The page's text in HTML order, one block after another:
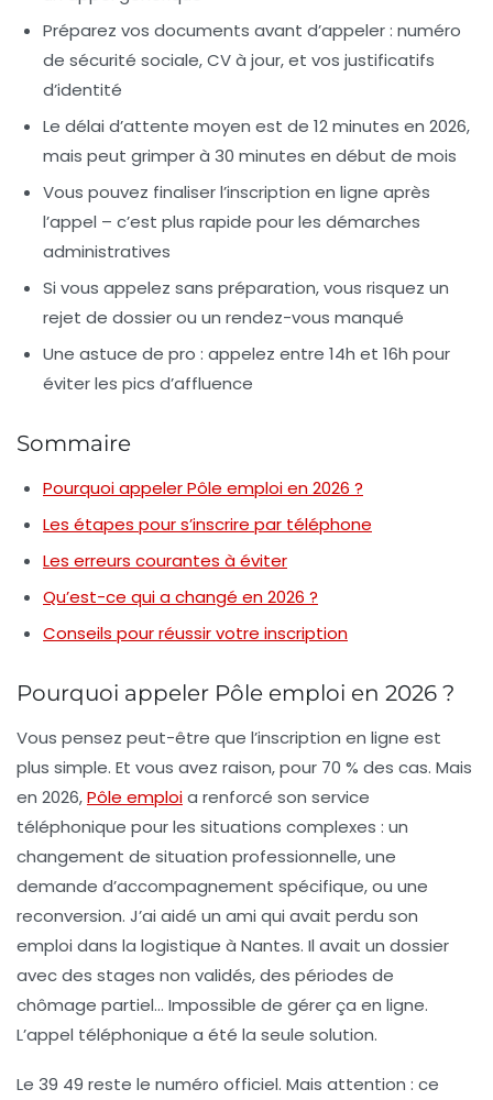
Préparez vos documents avant d’appeler : numéro
de sécurité sociale, CV à jour, et vos justificatifs
d’identité
Le délai d’attente moyen est de 12 minutes en 2026,
mais peut grimper à 30 minutes en début de mois
Vous pouvez finaliser l’inscription en ligne après
l’appel – c’est plus rapide pour les démarches
administratives
Si vous appelez sans préparation, vous risquez un
rejet de dossier ou un rendez-vous manqué
Une astuce de pro : appelez entre 14h et 16h pour
éviter les pics d’affluence
Sommaire
Pourquoi appeler Pôle emploi en 2026 ?
Les étapes pour s’inscrire par téléphone
Les erreurs courantes à éviter
Qu’est-ce qui a changé en 2026 ?
Conseils pour réussir votre inscription
Pourquoi appeler Pôle emploi en 2026 ?
Vous pensez peut-être que l’inscription en ligne est
plus simple. Et vous avez raison, pour 70 % des cas. Mais
en 2026,Pôle emploia renforcé son service
téléphonique pour les situations complexes : un
changement de situation professionnelle, une
demande d’accompagnement spécifique, ou une
reconversion. J’ai aidé un ami qui avait perdu son
emploi dans la logistique à Nantes. Il avait un dossier
avec des stages non validés, des périodes de
chômage partiel… Impossible de gérer ça en ligne.
L’appel téléphonique a été la seule solution.
Le 39 49 reste le numéro officiel. Mais attention : ce